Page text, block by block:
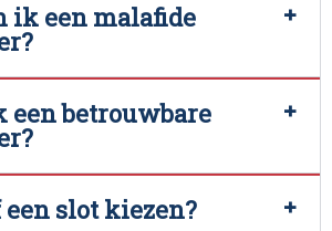
ik een malafide
een betrouwbare
slot kiezen?